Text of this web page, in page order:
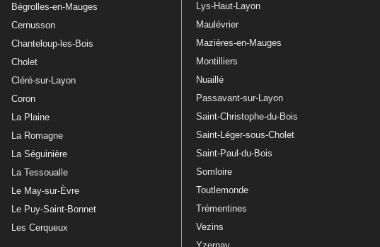
Bégrolles-en-Mauges
Cernusson
Chanteloup-les-Bois
Cholet
Cléré-sur-Layon
Coron
La Plaine
La Romagne
La Séguinière
La Tessoualle
Le May-sur-Èvre
Le Puy-Saint-Bonnet
Les Cerqueux
Lys-Haut-Layon
Maulévrier
Mazières-en-Mauges
Montilliers
Nuaillé
Passavant-sur-Layon
Saint-Christophe-du-Bois
Saint-Léger-sous-Cholet
Saint-Paul-du-Bois
Somloire
Toutlemonde
Trémentines
Vezins